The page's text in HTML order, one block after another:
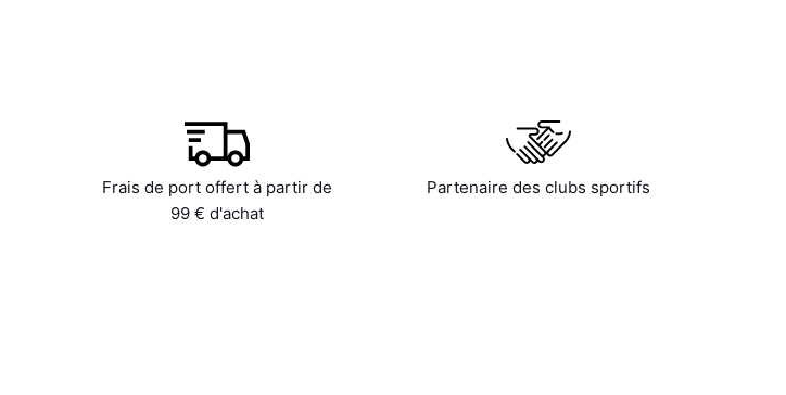
Frais de port offert à partir de
99 € d'achat
Partenaire des clubs sportifs